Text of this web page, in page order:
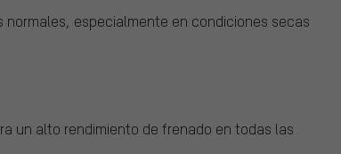
normales, especialmente en condiciones secas
un alto rendimiento de frenado en todas las